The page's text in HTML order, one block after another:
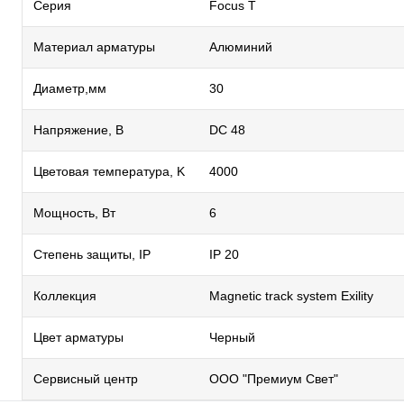
Серия Focus T
Материал арматуры Алюминий
Диаметр,мм 30
Напряжение, В DC 48
Цветовая температура, K 4000
Мощность, Вт 6
Степень защиты, IP IP 20
Коллекция Magnetic track system Exility
Цвет арматуры Черный
Сервисный центр ООО "Премиум Свет"